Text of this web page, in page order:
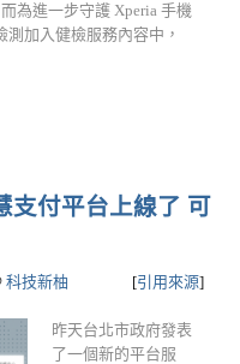
為進一步守護 Xperia 手機
加入健檢服務內容中，
付平台上線了 可
科技新柚 [引用來源]
昨天台北市政府發表
了一個新的平台服